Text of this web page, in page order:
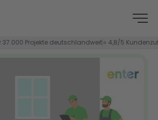
Projekte deutschlandweit⭐ 4,8/5